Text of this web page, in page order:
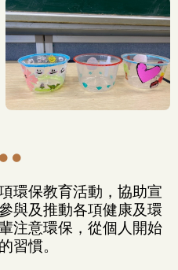
環保教育活動，協助宣
與及推動各項健康及環
注意環保，從個人開始
習慣。